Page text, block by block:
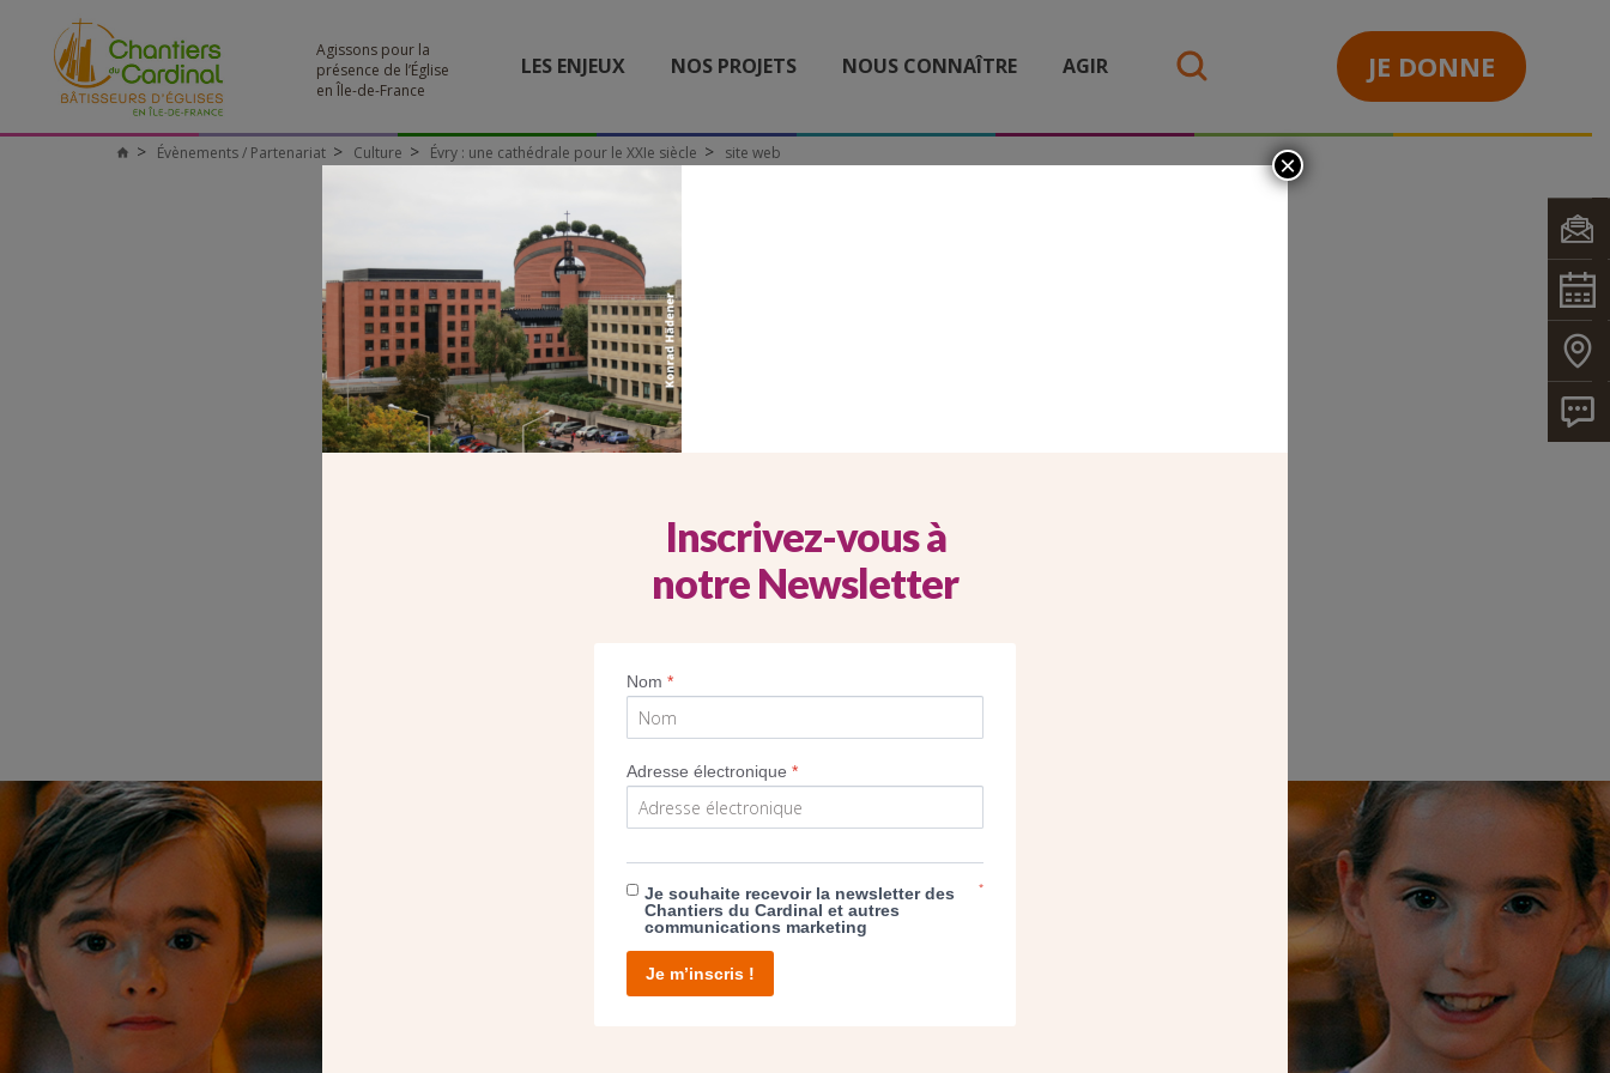
Agissons pour la
présence de l’Église
en Île-de-France
LES ENJEUX NOS PROJETS NOUS CONNAÎTRE AGIR JE DONNE
Chantiers
Évènements / Partenariat Culture Évry : une cathédrale pour le XXIe siècle site web
Imprimer
SEUL VOTRE DON
NOUS PERMET D’AGIR
Inscrivez-vous à
notre Newsletter
Nom*
Adresse électronique*
Je souhaite recevoir la newsletter des
Chantiers du Cardinal et autres
communications marketing
*
Je m’inscris !
×